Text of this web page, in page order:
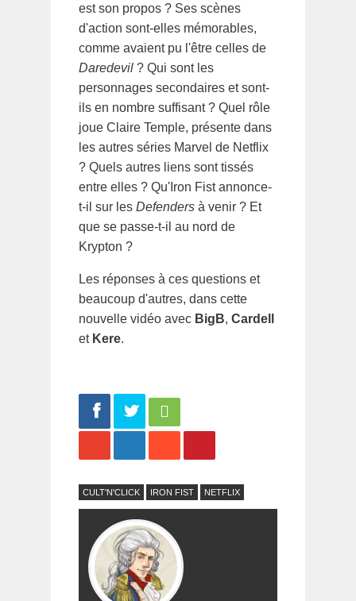
est son propos ? Ses scènes
d'action sont-elles mémorables,
comme avaient pu l'être celles de
Daredevil ? Qui sont les
personnages secondaires et sont-
ils en nombre suffisant ? Quel rôle
joue Claire Temple, présente dans
les autres séries Marvel de Netflix
? Quels autres liens sont tissés
entre elles ? Qu'Iron Fist annonce-
t-il sur les Defenders à venir ? Et
que se passe-t-il au nord de
Krypton ?
Les réponses à ces questions et
beaucoup d'autres, dans cette
nouvelle vidéo avec BigB, Cardell
et Kere.
CULT'N'CLICK IRON FIST NETFLIX